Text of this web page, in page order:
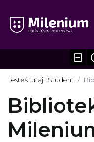
Jesteś tutaj: Student